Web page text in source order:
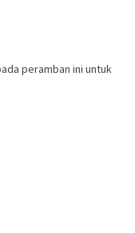
peramban ini untuk